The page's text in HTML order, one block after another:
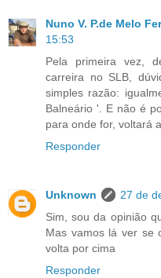
Nuno V. P.de Melo
15:53
Pela primeira vez,
carreira no SLB,
simples razão:
Balneário '. E não é
para onde for, voltará
Responder
Unknown
27 de
Sim, sou da opinião
Mas vamos lá ver se
volta por cima
Responder